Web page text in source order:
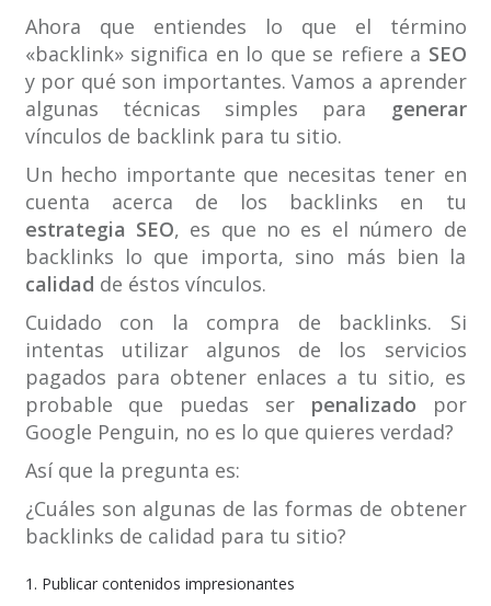
Ahora que entiendes lo que el término
«backlink» significa en lo que se refiere a SEO
y por qué son importantes. Vamos a aprender
algunas técnicas simples para
generar
vínculos de backlink para tu sitio.
Un hecho importante que necesitas tener en
cuenta acerca de los backlinks en tu
estrategia SEO, es que no es el número de
backlinks lo que importa, sino más bien la
calidad de éstos vínculos.
Cuidado con la compra de backlinks. Si
intentas utilizar algunos de los servicios
pagados para obtener enlaces a tu sitio, es
probable que puedas ser penalizado por
Google Penguin, no es lo que quieres verdad?
Así que la pregunta es:
¿Cuáles son algunas de las formas de obtener
backlinks de calidad para tu sitio?
1. Publicar contenidos impresionantes